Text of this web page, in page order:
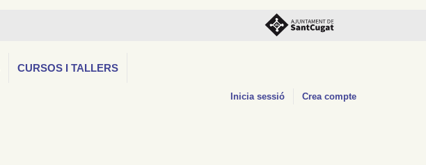
CURSOS I TALLERS
Inicia sessió Crea compte